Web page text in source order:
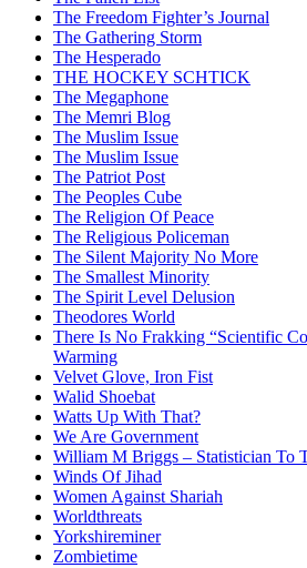
The Freedom Fighter’s Journal
The Gathering Storm
The Hesperado
THE HOCKEY SCHTICK
The Megaphone
The Memri Blog
The Muslim Issue
The Muslim Issue
The Patriot Post
The Peoples Cube
The Religion Of Peace
The Religious Policeman
The Silent Majority No More
The Smallest Minority
The Spirit Level Delusion
Theodores World
There Is No Frakking “Scientific
Warming
Velvet Glove, Iron Fist
Walid Shoebat
Watts Up With That?
We Are Government
William M Briggs – Statistician To
Winds Of Jihad
Women Against Shariah
Worldthreats
Yorkshireminer
Zombietime